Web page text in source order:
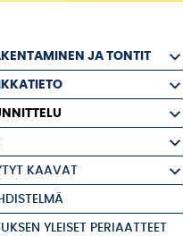
JA TONTIT
KAAVAT
YLEISET PERIAATTEET